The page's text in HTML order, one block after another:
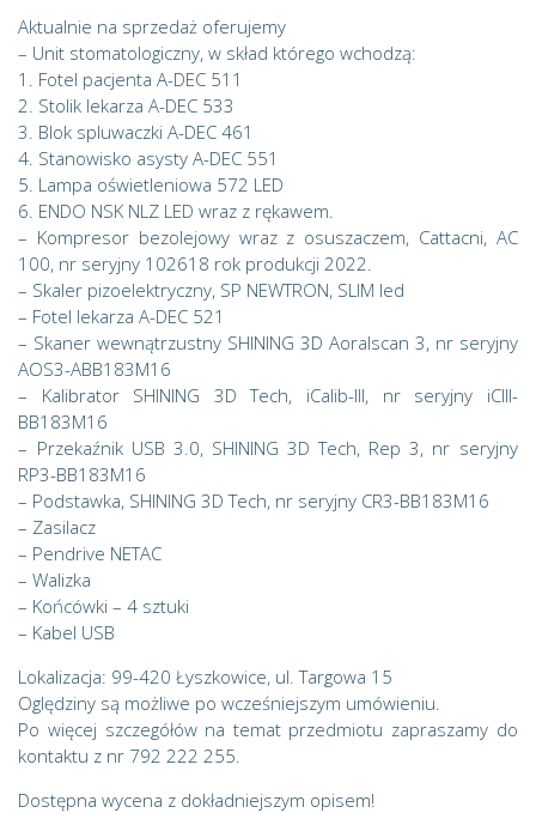
Aktualnie na sprzedaż oferujemy
– Unit stomatologiczny, w skład którego wchodzą:
1. Fotel pacjenta A-DEC 511
2. Stolik lekarza A-DEC 533
3. Blok spluwaczki A-DEC 461
4. Stanowisko asysty A-DEC 551
5. Lampa oświetleniowa 572 LED
6. ENDO NSK NLZ LED wraz z rękawem.
– Kompresor bezolejowy wraz z osuszaczem, Cattacni, AC
100, nr seryjny 102618 rok produkcji 2022.
– Skaler pizoelektryczny, SP NEWTRON, SLIM led
– Fotel lekarza A-DEC 521
– Skaner wewnątrzustny SHINING 3D Aoralscan 3, nr seryjny
AOS3-ABB183M16
– Kalibrator SHINING 3D Tech, iCalib-III, nr seryjny iCIII-
BB183M16
– Przekaźnik USB 3.0, SHINING 3D Tech, Rep 3, nr seryjny
RP3-BB183M16
– Podstawka, SHINING 3D Tech, nr seryjny CR3-BB183M16
– Zasilacz
– Pendrive NETAC
– Walizka
– Końcówki – 4 sztuki
– Kabel USB
Lokalizacja: 99-420 Łyszkowice, ul. Targowa 15
Oględziny są możliwe po wcześniejszym umówieniu.
Po więcej szczegółów na temat przedmiotu zapraszamy do
kontaktu z nr 792 222 255.
Dostępna wycena z dokładniejszym opisem!